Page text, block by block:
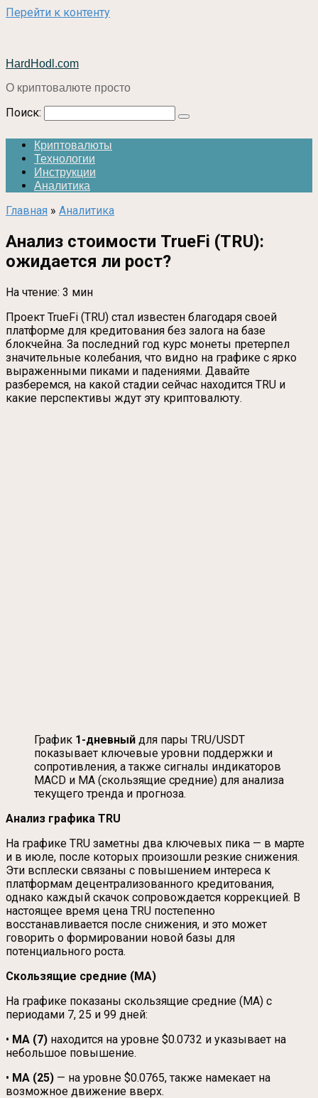
Перейти к контенту
HardHodl.com
О криптовалюте просто
Поиск:
Криптовалюты
Технологии
Инструкции
Аналитика
Главная » Аналитика
Анализ стоимости TrueFi (TRU):
ожидается ли рост?
На чтение: 3 мин
Проект TrueFi (TRU) стал известен благодаря своей
платформе для кредитования без залога на базе
блокчейна. За последний год курс монеты претерпел
значительные колебания, что видно на графике с ярко
выраженными пиками и падениями. Давайте
разберемся, на какой стадии сейчас находится TRU и
какие перспективы ждут эту криптовалюту.
График 1-дневный для пары TRU/USDT
показывает ключевые уровни поддержки и
сопротивления, а также сигналы индикаторов
MACD и MA (скользящие средние) для анализа
текущего тренда и прогноза.
Анализ графика TRU
На графике TRU заметны два ключевых пика — в марте
и в июле, после которых произошли резкие снижения.
Эти всплески связаны с повышением интереса к
платформам децентрализованного кредитования,
однако каждый скачок сопровождается коррекцией. В
настоящее время цена TRU постепенно
восстанавливается после снижения, и это может
говорить о формировании новой базы для
потенциального роста.
Скользящие средние (MA)
На графике показаны скользящие средние (MA) с
периодами 7, 25 и 99 дней:
• MA (7) находится на уровне $0.0732 и указывает на
небольшое повышение.
• MA (25) — на уровне $0.0765, также намекает на
возможное движение вверх.